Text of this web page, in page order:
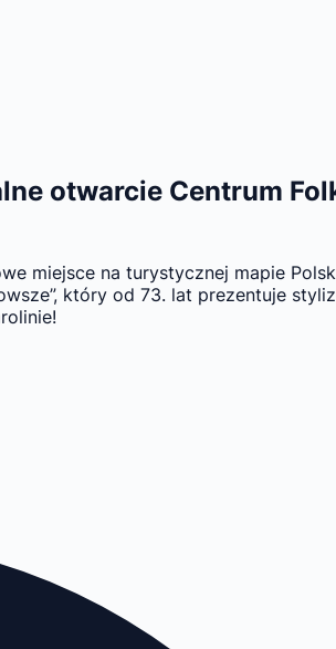
otwarcie Centrum
miejsce na turystycznej mapie
który od 73. lat prezentuje